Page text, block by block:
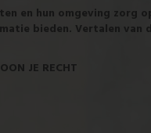
en hun omgeving zorg
bieden. Vertalen van
JE RECHT